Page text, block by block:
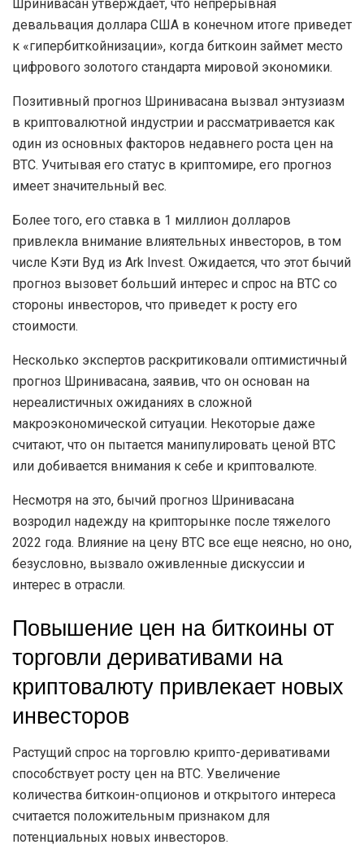
Шринивасан утверждает, что непрерывная
девальвация доллара США в конечном итоге приведет
к «гипербиткойнизации», когда биткоин займет место
цифрового золотого стандарта мировой экономики.
Позитивный прогноз Шринивасана вызвал энтузиазм
в криптовалютной индустрии и рассматривается как
один из основных факторов недавнего роста цен на
BTC. Учитывая его статус в криптомире, его прогноз
имеет значительный вес.
Более того, его ставка в 1 миллион долларов
привлекла внимание влиятельных инвесторов, в том
числе Кэти Вуд из Ark Invest. Ожидается, что этот бычий
прогноз вызовет больший интерес и спрос на BTC со
стороны инвесторов, что приведет к росту его
стоимости.
Несколько экспертов раскритиковали оптимистичный
прогноз Шринивасана, заявив, что он основан на
нереалистичных ожиданиях в сложной
макроэкономической ситуации. Некоторые даже
считают, что он пытается манипулировать ценой BTC
или добивается внимания к себе и криптовалюте.
Несмотря на это, бычий прогноз Шринивасана
возродил надежду на крипторынке после тяжелого
2022 года. Влияние на цену BTC все еще неясно, но оно,
безусловно, вызвало оживленные дискуссии и
интерес в отрасли.
Повышение цен на биткоины от
торговли деривативами на
криптовалюту привлекает новых
инвесторов
Растущий спрос на торговлю крипто-деривативами
способствует росту цен на BTC. Увеличение
количества биткоин-опционов и открытого интереса
считается положительным признаком для
потенциальных новых инвесторов.